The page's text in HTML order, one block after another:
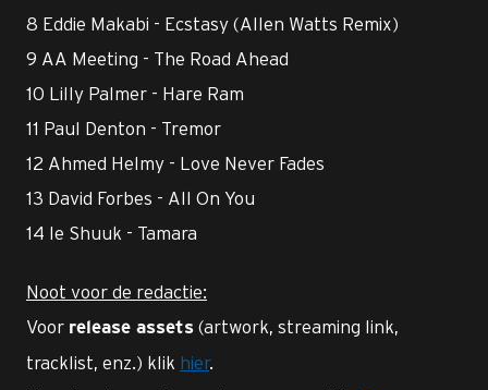
8 Eddie Makabi - Ecstasy (Allen Watts Remix)
9 AA Meeting - The Road Ahead
10 Lilly Palmer - Hare Ram
11 Paul Denton - Tremor
12 Ahmed Helmy - Love Never Fades
13 David Forbes - All On You
14 le Shuuk - Tamara
Noot voor de redactie:
Voor release assets (artwork, streaming link,
tracklist, enz.) klik hier.